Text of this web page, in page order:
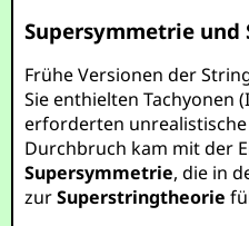
Supersymmetrie und
Frühe Versionen der
Sie enthielten Tachyonen
erforderten
Durchbruch kam mit der
Supersymmetrie, die in
zurSuperstringtheorie